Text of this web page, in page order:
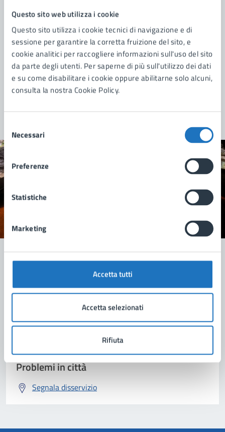
Questo sito web utilizza i cookie
Questo sito utilizza i cookie tecnici di navigazione e di
sessione per garantire la corretta fruizione del sito, e
cookie analitici per raccogliere informazioni sull'uso del sito
da parte degli utenti. Per saperne di più sull'utilizzo dei dati
e su come disabilitare i cookie oppure abilitarne solo alcuni,
consulta la nostra Cookie Policy.
del
consenso
Necessari
Preferenze
Statistiche
Marketing
Accetta tutti
Accetta selezionati
Rifiuta
Quanto sono chiare le informazioni su questa
Valuta 2 stelle su 5
Valuta 1 stelle su 5
Contatta il comune
Richiedi assistenza
Prenota appuntamento
Problemi in città
Segnala disservizio